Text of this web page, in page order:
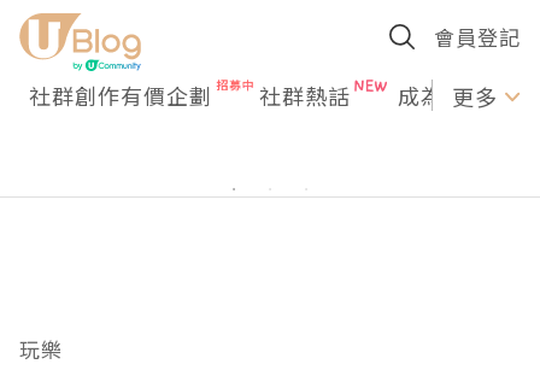
會員登記
社群創作有價企劃 社群熱話 成為U更多
玩樂